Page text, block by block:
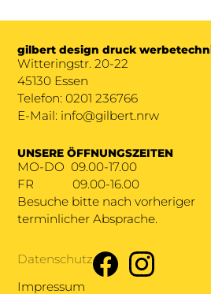
gilbert design druck
Witteringstr. 20-22
45130 Essen
Telefon: 0201 236766
E-Mail: info@gilbert.nrw
UNSERE ÖFFNUNGSZEITEN
MO-DO 09.00-17.00
FR
09.00-16.00
Besuche bitte nach vorheriger
terminlicher Absprache.
Datenschutz
Impressum